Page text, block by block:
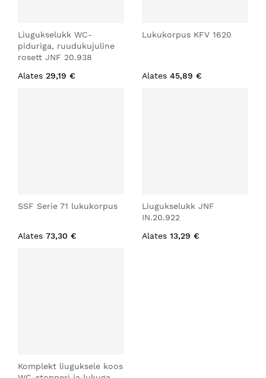
Liugukselukk WC-
piduriga, ruudukujuline
rosett JNF 20.938
Alates 29,19 €
Lukukorpus KFV 1620
Alates 45,89 €
SSF Serie 71 lukukorpus
Alates 73,30 €
Liugukselukk JNF
IN.20.922
Alates 13,29 €
Komplekt liuguksele koos